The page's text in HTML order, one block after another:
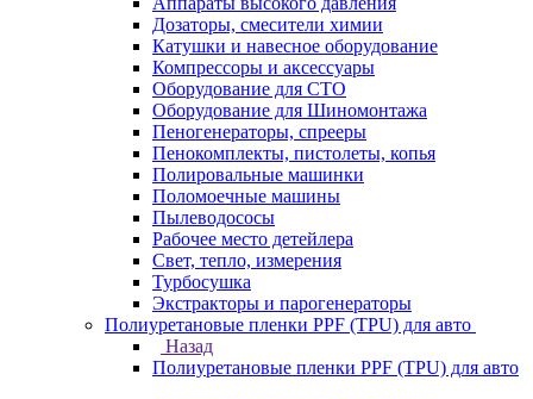
Дозаторы, смесители химии
Катушки и навесное оборудование
Компрессоры и аксессуары
Оборудование для СТО
Оборудование для Шиномонтажа
Пеногенераторы, спрееры
Пенокомплекты, пистолеты, копья
Полировальные машинки
Поломоечные машины
Пылеводососы
Рабочее место детейлера
Свет, тепло, измерения
Турбосушка
Экстракторы и парогенераторы
Полиуретановые пленки PPF (TPU) для авто
Назад
Полиуретановые пленки PPF (TPU) для авто